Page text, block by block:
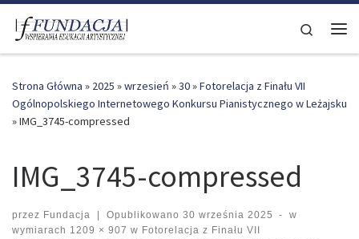
Skip to content
Search
Strona Główna » 2025 »wrzesień »30»Fotorelacja z Finału VII
Ogólnopolskiego Internetowego Konkursu Pianistycznego w Leżajsku
»IMG_3745-compressed
IMG_3745-compressed
przez Fundacja | Opublikowano 30 września 2025 -
w
wymiarach 1209 × 907 w Fotorelacja z Finału VII